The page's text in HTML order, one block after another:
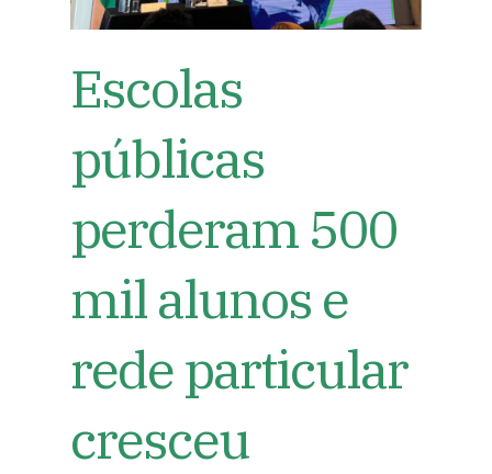
Escolas
públicas
perderam 500
mil alunos e
rede particular
cresceu